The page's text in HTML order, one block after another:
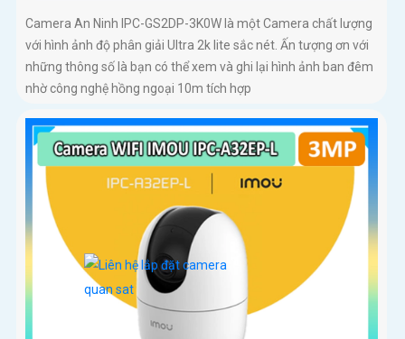
Camera An Ninh IPC-GS2DP-3K0W là một Camera chất lượng
với hình ảnh độ phân giải Ultra 2k lite sắc nét. Ấn tượng ơn với
những thông số là bạn có thể xem và ghi lại hình ảnh ban đêm
nhờ công nghệ hồng ngoại 10m tích hợp